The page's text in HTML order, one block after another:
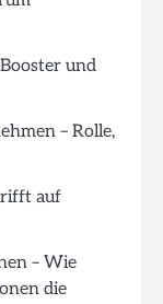
und
– Rolle,
auf
– Wie
die